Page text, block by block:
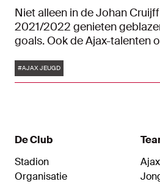
Niet alleen in de Johan
2021/2022 genieten
goals. Ook de Ajax-talenten
talloze fraaie doelpunten. We
allermooiste goals van de
Tags
#AJAX JEUGD
De Club
Stadion
Organisatie